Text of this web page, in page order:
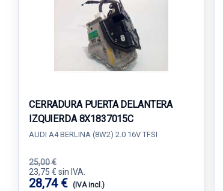
CERRADURA PUERTA DELANTERA
IZQUIERDA 8X1837015C
AUDI A4 BERLINA (8W2) 2.0 16V TFSI
25,00 €
23,75 € sin IVA.
28,74 € (IVA incl.)